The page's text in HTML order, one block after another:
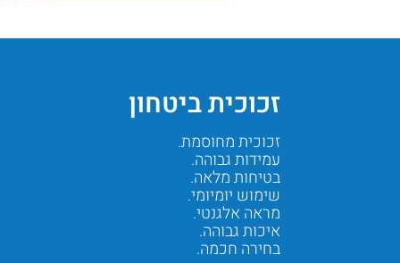
זכוכית ביטחון
זכוכית מחוסמת.
עמידות גבוהה.
בטיחות מלאה.
שימוש יומיומי.
מראה אלגנטי.
איכות גבוהה.
בחירה חכמה.